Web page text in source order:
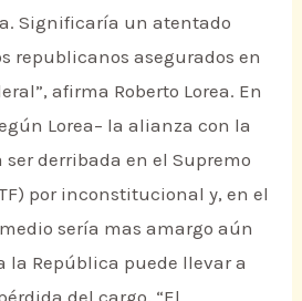
Significaría un atentado
republicanos asegurados en
afirma Roberto Lorea. En
Lorea– la alianza con la
ser derribada en el Supremo
por inconstitucional y, en el
sería mas amargo aún
la República puede llevar a
del cargo. “El